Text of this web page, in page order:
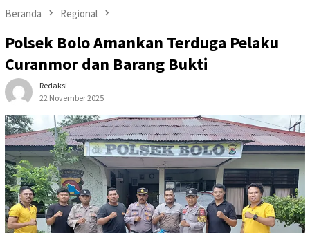
Beranda Regional
Polsek Bolo Amankan Terduga Pelaku
Curanmor dan Barang Bukti
Redaksi
22 November 2025